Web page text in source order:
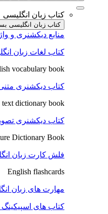
کتاب زبان انگلیسی
کتاب زبان انگلیسی
منابع دیکشنری و
کتاب لغات زبان
vocabulary book
کتاب دیکشنری
text dictionary book
کتاب دیکشنری
Dictionary Book
فلش کارت زبان
English flashcards
مهارت های زبان
کتاب های اسپیکینگ